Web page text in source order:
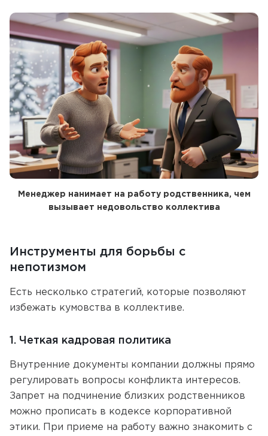
Менеджер нанимает на работу родственника, чем
вызывает недовольство коллектива
Инструменты для борьбы с
непотизмом
Есть несколько стратегий, которые позволяют
избежать кумовства в коллективе.
1. Четкая кадровая политика
Внутренние документы компании должны прямо
регулировать вопросы конфликта интересов.
Запрет на подчинение близких родственников
можно прописать в кодексе корпоративной
этики. При приеме на работу важно знакомить с